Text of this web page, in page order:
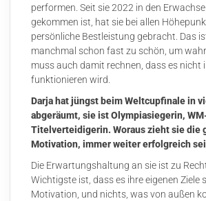
performen. Seit sie 2022 in den
gekommen ist, hat sie bei allen
persönliche Bestleistung gebracht. Das
manchmal schon fast zu schön, um
muss auch damit rechnen, dass es nicht
funktionieren wird.
Darja hat jüngst beim Weltcupfinale in
abgeräumt, sie ist Olympiasiegerin,
Titelverteidigerin. Woraus zieht sie die
Motivation, immer weiter erfolgreich
Die Erwartungshaltung an sie ist zu
Wichtigste ist, dass es ihre eigenen Ziele
Motivation, und nichts, was von außen